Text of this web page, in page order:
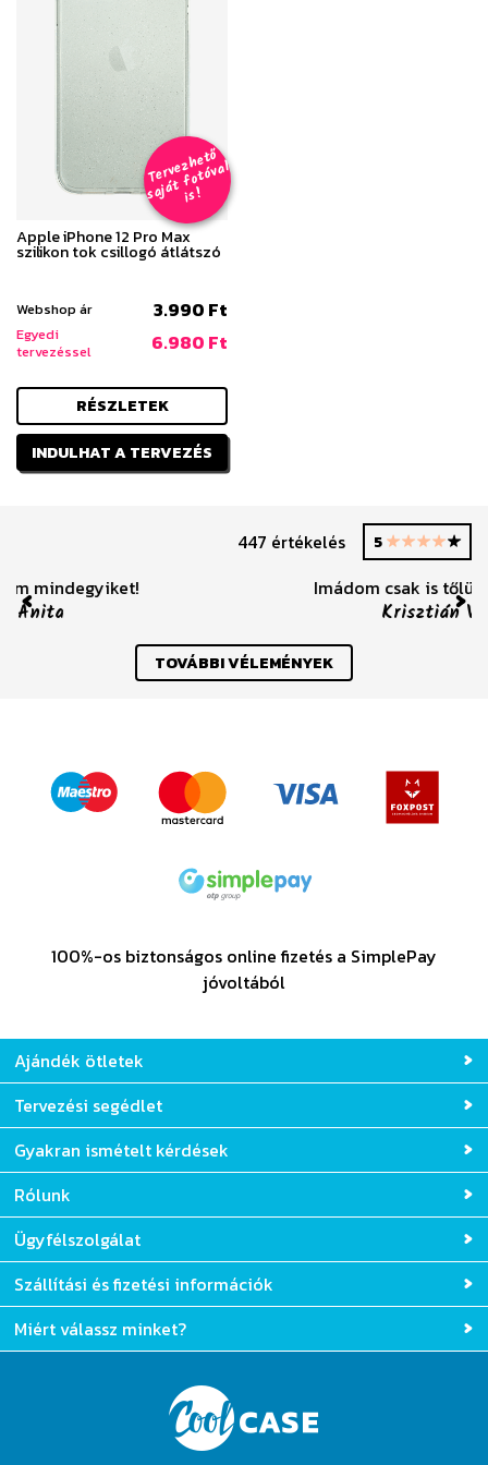
T
er
v
e
z
h
e
t
ő
s
aj
á
t
f
o
t
ó
v
al
i
s
!
Apple iPhone 12 Pro Max
szilikon tok csillogó átlátszó
Webshop ár 3.990 Ft
Egyedi
tervezéssel
6.980 Ft
RÉSZLETEK
INDULHAT A TERVEZÉS
447 értékelés 5
Imádom csak is tőlük rendelünk! :)
Previous
TOVÁBBI VÉLEMÉNYEK
100%-os biztonságos online fizetés a SimplePay
jóvoltából
Ajándék ötletek
Tervezési segédlet
Gyakran ismételt kérdések
Rólunk
Ügyfélszolgálat
Szállítási és fizetési információk
Miért válassz minket?